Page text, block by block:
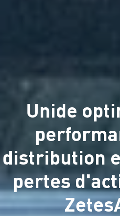
Unide
distribution
pertes